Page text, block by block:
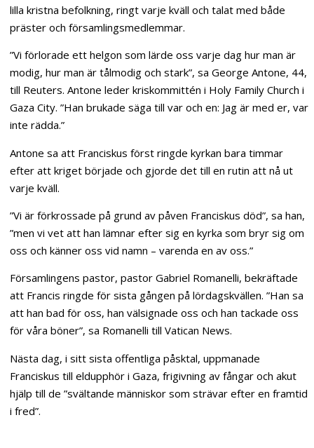
lilla kristna befolkning, ringt varje kväll och talat med både
präster och församlingsmedlemmar.
”Vi förlorade ett helgon som lärde oss varje dag hur man är
modig, hur man är tålmodig och stark”, sa George Antone, 44,
till Reuters. Antone leder kriskommittén i Holy Family Church i
Gaza City. ”Han brukade säga till var och en: Jag är med er, var
inte rädda.”
Antone sa att Franciskus först ringde kyrkan bara timmar
efter att kriget började och gjorde det till en rutin att nå ut
varje kväll.
”Vi är förkrossade på grund av påven Franciskus död”, sa han,
”men vi vet att han lämnar efter sig en kyrka som bryr sig om
oss och känner oss vid namn – varenda en av oss.”
Församlingens pastor, pastor Gabriel Romanelli, bekräftade
att Francis ringde för sista gången på lördagskvällen. ”Han sa
att han bad för oss, han välsignade oss och han tackade oss
för våra böner”, sa Romanelli till Vatican News.
Nästa dag, i sitt sista offentliga påsktal, uppmanade
Franciskus till eldupphör i Gaza, frigivning av fångar och akut
hjälp till de ”svältande människor som strävar efter en framtid
i fred”.